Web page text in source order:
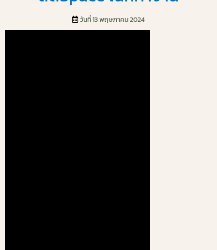
วันที่ 13 พฤษภาคม 2024